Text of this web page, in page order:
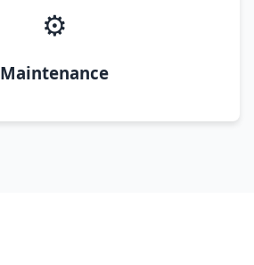
⚙️
Maintenance